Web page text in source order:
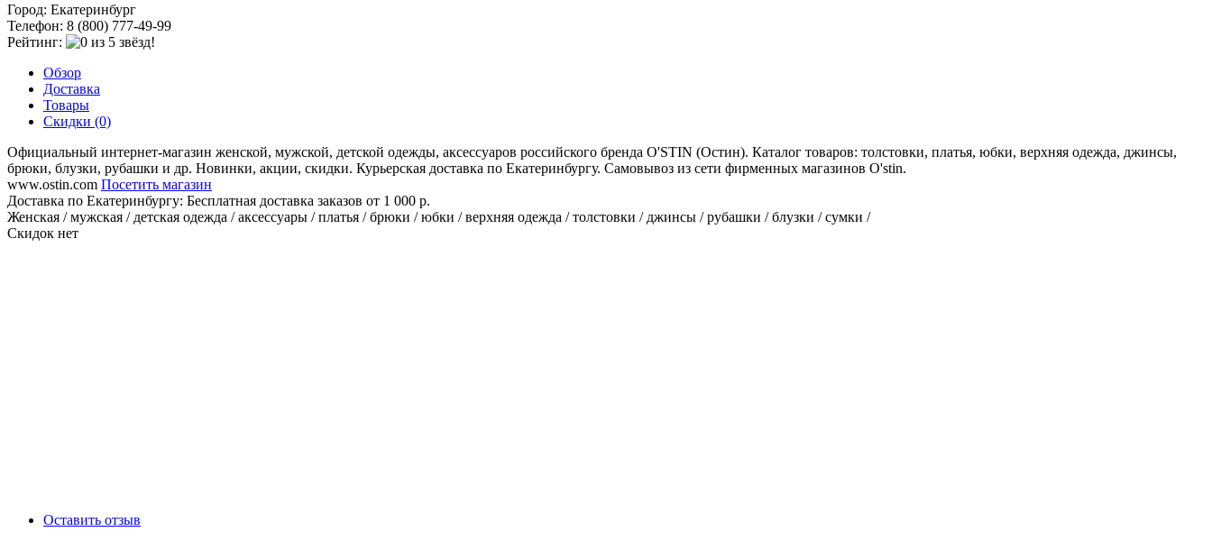
Город: Екатеринбург
Телефон: 8 (800) 777-49-99
Рейтинг:
Обзор
Доставка
Товары
Скидки (0)
Официальный интернет-магазин женской, мужской, детской одежды, аксессуаров российского бренда O'STIN (Остин). Каталог товаров: толстовки, платья, юбки, верхняя одежда, джинсы,
брюки, блузки, рубашки и др. Новинки, акции, скидки. Курьерская доставка по Екатеринбургу. Самовывоз из сети фирменных магазинов O'stin.
www.ostin.com Посетить магазин
Доставка по Екатеринбургу: Бесплатная доставка заказов от 1 000 р.
Женская / мужская / детская одежда / аксессуары / платья / брюки / юбки / верхняя одежда / толстовки / джинсы / рубашки / блузки / сумки /
Скидок нет
Оставить отзыв